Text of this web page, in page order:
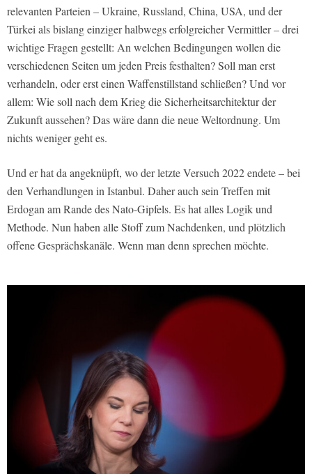
relevanten Parteien – Ukraine, Russland, China, USA, und der
Türkei als bislang einziger halbwegs erfolgreicher Vermittler – drei
wichtige Fragen gestellt: An welchen Bedingungen wollen die
verschiedenen Seiten um jeden Preis festhalten? Soll man erst
verhandeln, oder erst einen Waffenstillstand schließen? Und vor
allem: Wie soll nach dem Krieg die Sicherheitsarchitektur der
Zukunft aussehen? Das wäre dann die neue Weltordnung. Um
nichts weniger geht es.
Und er hat da angeknüpft, wo der letzte Versuch 2022 endete – bei
den Verhandlungen in Istanbul. Daher auch sein Treffen mit
Erdogan am Rande des Nato-Gipfels. Es hat alles Logik und
Methode. Nun haben alle Stoff zum Nachdenken, und plötzlich
offene Gesprächskanäle. Wenn man denn sprechen möchte.